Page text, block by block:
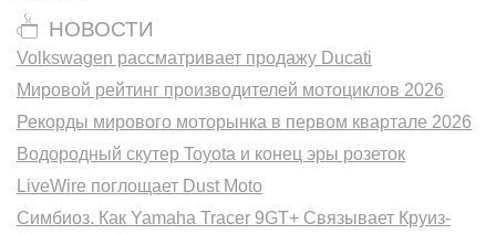
НОВОСТИ
Volkswagen рассматривает продажу Ducati
Мировой рейтинг производителей мотоциклов 2026
Рекорды мирового моторынка в первом квартале 2026
Водородный скутер Toyota и конец эры розеток
LiveWire поглощает Dust Moto
Симбиоз. Как Yamaha Tracer 9GT+ Связывает Круиз-